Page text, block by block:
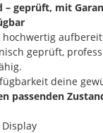
– geprüft, mit
geprüft,
deine
passenden
Display